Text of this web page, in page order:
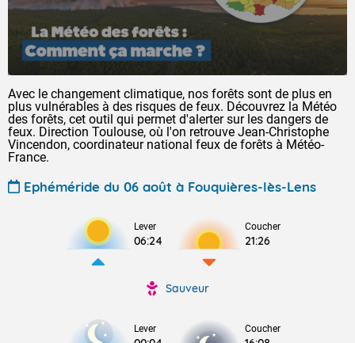
Avec le changement climatique, nos forêts sont de plus en
plus vulnérables à des risques de feux. Découvrez la Météo
des forêts, cet outil qui permet d'alerter sur les dangers de
feux. Direction Toulouse, où l'on retrouve Jean-Christophe
Vincendon, coordinateur national feux de forêts à Météo-
France.
Ephéméride du 06 août à Fouquières-lès-Lens
Lever
06:24
Coucher
21:26
Sauveur
Lever Coucher